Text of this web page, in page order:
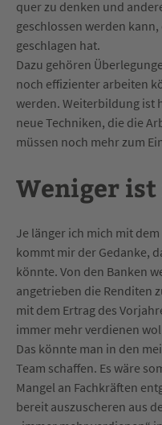
quer zu denken und
geschlossen werden
geschlagen hat.
Dazu gehören
noch effizienter arbeiten
werden. Weiterbildung ist
neue Techniken, die die
müssen noch mehr zum
Weniger ist
Je länger ich mich mit
kommt mir der Gedanke,
könnte. Von den Banken
angetrieben die Renditen
mit dem Ertrag des
immer mehr verdienen
Das könnte man in den
Team schaffen. Es wäre
Mangel an Fachkräften
bereit auszuscheren aus